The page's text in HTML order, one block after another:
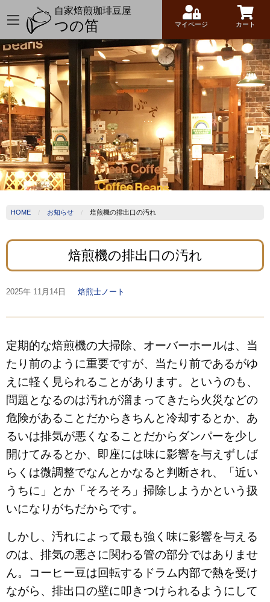
自家焙煎珈琲豆屋
つの笛 マイページ カート
HOME お知らせ 焙煎機の排出口の汚れ
焙煎機の排出口の汚れ
2025年 11月14日 焙煎士ノート
定期的な焙煎機の大掃除、オーバーホールは、当
たり前のように重要ですが、当たり前であるがゆ
えに軽く見られることがあります。というのも、
問題となるのは汚れが溜まってきたら火災などの
危険があることだからきちんと冷却するとか、あ
るいは排気が悪くなることだからダンパーを少し
開けてみるとか、即座には味に影響を与えずしば
らくは微調整でなんとかなると判断され、「近い
うちに」とか「そろそろ」掃除しようかという扱
いになりがちだからです。
しかし、汚れによって最も強く味に影響を与える
のは、排気の悪さに関わる管の部分ではありませ
ん。コーヒー豆は回転するドラム内部で熱を受け
ながら、排出口の壁に叩きつけられるようにして